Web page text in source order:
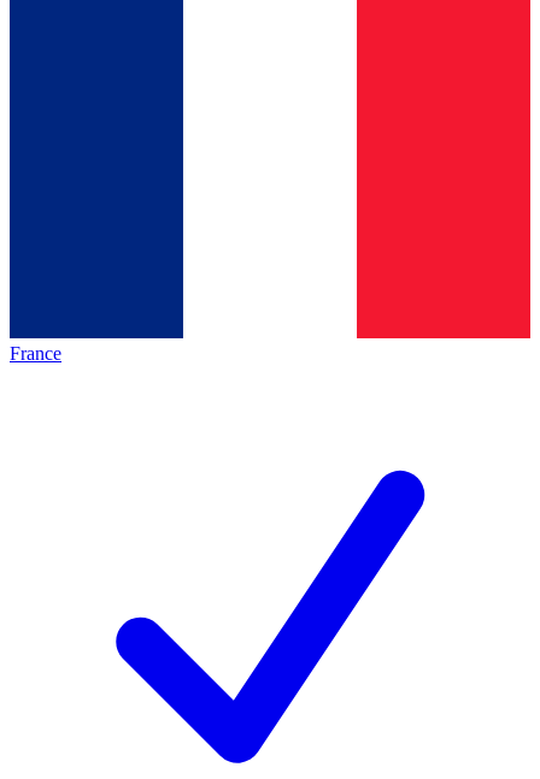
France